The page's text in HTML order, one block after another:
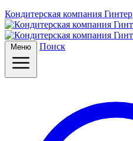
Кондитерская компания Гинтер
Меню Поиск